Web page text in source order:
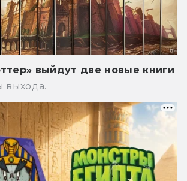
выйдут две новые книги
выхода.